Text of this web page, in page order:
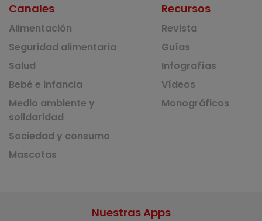
Canales
Alimentación
Seguridad alimentaria
Salud
Bebé e infancia
Medio ambiente y
solidaridad
Sociedad y consumo
Mascotas
Recursos
Revista
Guías
Infografías
Vídeos
Monográficos
Nuestras Apps